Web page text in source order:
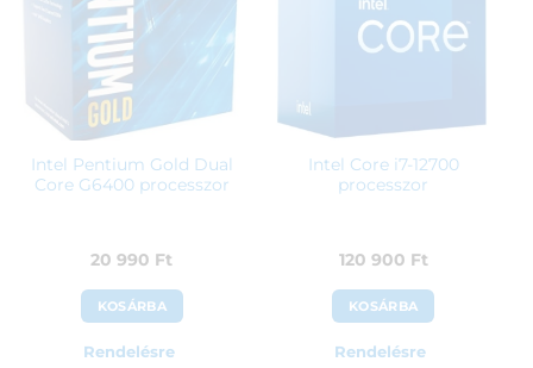
Intel Pentium Gold Dual
Core G6400 processzor
20 990 Ft
KOSÁRBA
Rendelésre
Intel Core i7-12700
processzor
120 900 Ft
KOSÁRBA
Rendelésre